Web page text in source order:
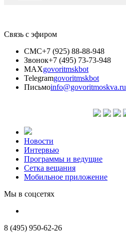
Связь с эфиром
СМС+7 (925) 88-88-948
Звонок+7 (495) 73-73-948
MAXgovoritmskbot
Telegramgovoritmskbot
Письмоinfo@govoritmoskva.ru
Новости
Интервью
Программы и ведущие
Сетка вещания
Мобильное приложение
Мы в соцсетях
8 (495) 950-62-26